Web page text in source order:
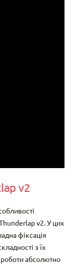
v2
v2. У цих
фіксація
з їх
абсолютно